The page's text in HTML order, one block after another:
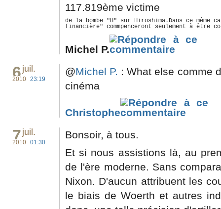
117.819ème victime
de la bombe "H" sur Hiroshima.Dans ce
financière" commpenceront seulement à être
Michel P.
6juil.
2010 23:19
@Michel P. : What else comme
cinéma
Christophe
7juil.
2010 01:30
Bonsoir, à tous.
Et si nous assistions là, au
de l'ère moderne. Sans
Nixon. D'aucun attribuent les
le biais de Woerth et autres